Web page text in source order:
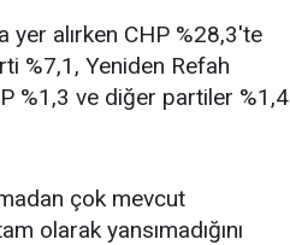
yer alırken CHP %28,3'te
%7,1, Yeniden Refah
%1,3 ve diğer partiler %1,4
çok mevcut
olarak yansımadığını